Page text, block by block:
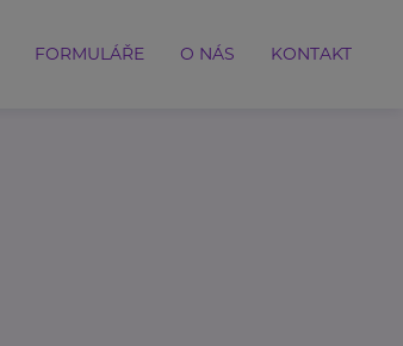
FORMULÁŘE O NÁS KONTAKT